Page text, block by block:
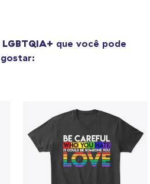
LGBTQIA+ que você pode
gostar: